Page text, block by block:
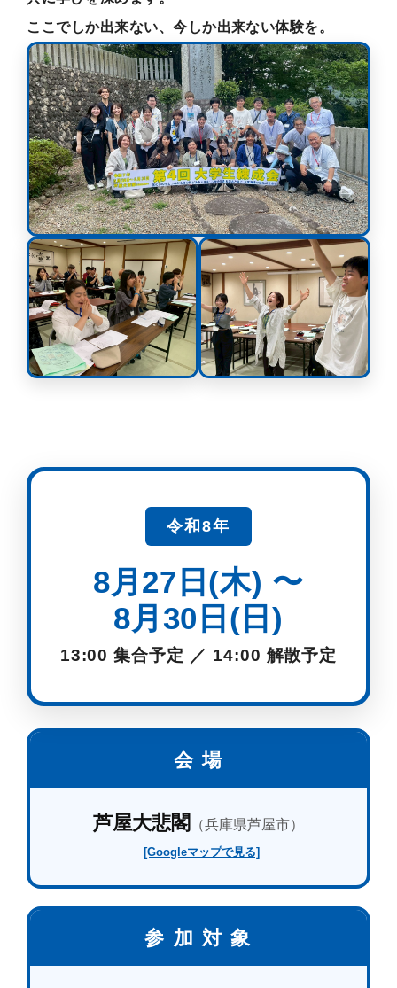
ここでしか出来ない、今しか出来ない体験を。
令和8年
8月27日(木) 〜
8月30日(日)
13:00 集合予定 ／ 14:00 解散予定
会 場
芦屋大悲閣 （兵庫県芦屋市）
[Googleマップで見る]
参 加 対 象